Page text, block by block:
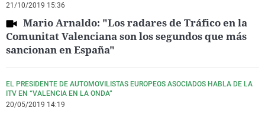
21/10/2019 15:36
Mario Arnaldo: "Los radares de Tráfico en la
Comunitat Valenciana son los segundos que más
sancionan en España"
EL PRESIDENTE DE AUTOMOVILISTAS EUROPEOS ASOCIADOS HABLA DE LA
ITV EN “VALENCIA EN LA ONDA”
20/05/2019 14:19